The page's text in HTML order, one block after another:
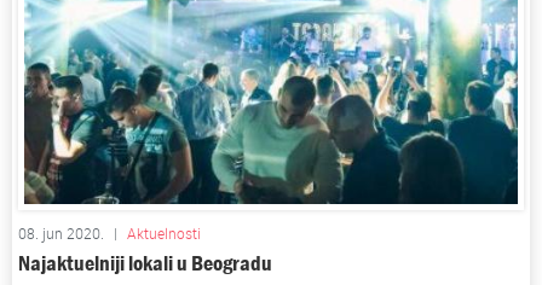
08. jun 2020. | Aktuelnosti
Najaktuelniji lokali u Beogradu